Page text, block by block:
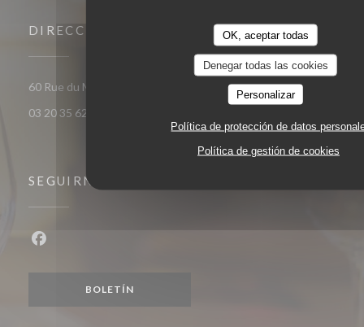
OK, aceptar todas
Denegar todas las cookies
Personalizar
Política de protección de datos
Política de gestión de cookies
DIRECCIÓN
60 Rue du Marechal Foch 59120 Loos
((abre en una nueva
03 20 35 62 81
SEGUIRNOS
BOLETÍN